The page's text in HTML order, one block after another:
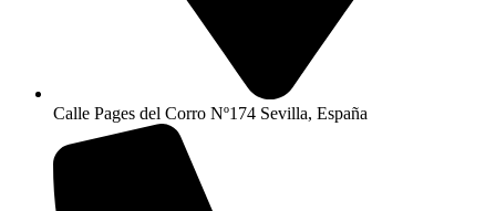
Calle Pages del Corro Nº174 Sevilla, España